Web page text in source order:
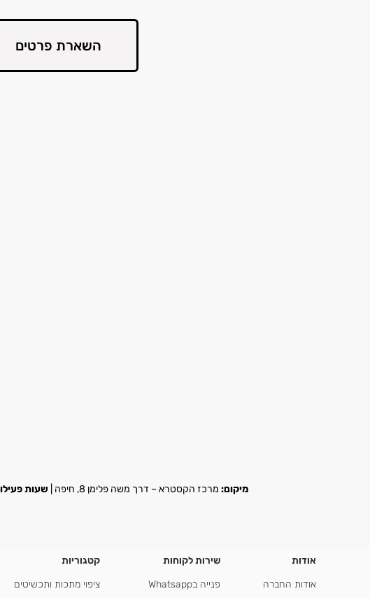
השארת פרטים
מיקום: מרכז הקסטרא – דרך משה פלימן 8, חיפה | שעות
אודות
אודות החברה
שירות לקוחות
פנייה בWhatsapp
קטגוריות
ציפוי מתכות ותכשיטים